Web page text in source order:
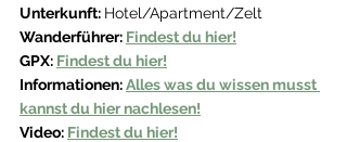
Unterkunft: Hotel/Apartment/Zelt
Wanderführer: Findest du hier!
GPX: Findest du hier!
Informationen: Alles was du wissen musst
kannst du hier nachlesen!
Video: Findest du hier!